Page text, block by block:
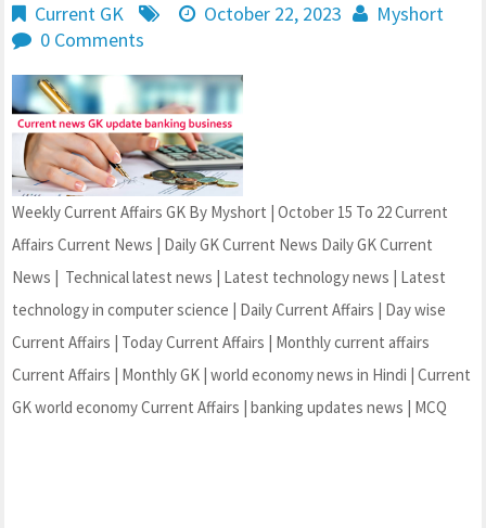
Current GK October 22, 2023
Myshort
0 Comments
Weekly Current Affairs GK By Myshort | October 15 To 22 Current
Affairs Current News | Daily GK Current News Daily GK Current
News | Technical latest news | Latest technology news | Latest
technology in computer science | Daily Current Affairs | Day wise
Current Affairs | Today Current Affairs | Monthly current affairs
Current Affairs | Monthly GK | world economy news in Hindi | Current
GK world economy Current Affairs | banking updates news | MCQ